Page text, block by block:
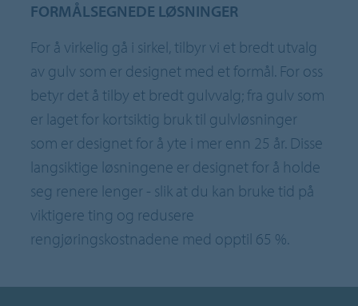
FORMÅLSEGNEDE LØSNINGER
For å virkelig gå i sirkel, tilbyr vi et bredt utvalg
av gulv som er designet med et formål. For oss
betyr det å tilby et bredt gulvvalg; fra gulv som
er laget for kortsiktig bruk til gulvløsninger
som er designet for å yte i mer enn 25 år. Disse
langsiktige løsningene er designet for å holde
seg renere lenger - slik at du kan bruke tid på
viktigere ting og redusere
rengjøringskostnadene med opptil 65 %.